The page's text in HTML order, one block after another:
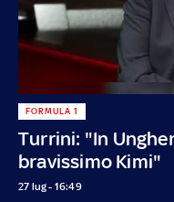
Turrini: "In
bravissimo Kimi"
FORMULA 1
27 lug - 16:49